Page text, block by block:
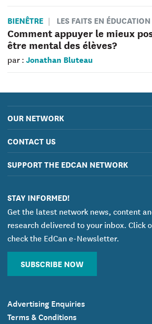
BIENÊTRE LES FAITS EN ÉDUCATION
Comment appuyer le mieux
être mental des élèves?
par : Jonathan Bluteau
OUR NETWORK
CONTACT US
SUPPORT THE EDCAN NETWORK
STAY INFORMED!
Get the latest network news, content
research delivered to your inbox. Click
check the EdCan e-Newsletter.
SUBSCRIBE NOW
Advertising Enquiries
Terms & Conditions